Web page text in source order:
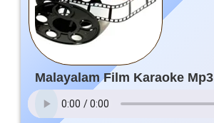
Malayalam Film Karaoke Mp3